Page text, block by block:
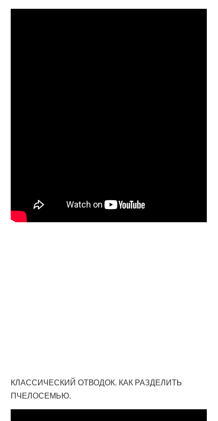
КЛАССИЧЕСКИЙ ОТВОДОК. КАК РАЗДЕЛИТЬ
ПЧЕЛОСЕМЬЮ.